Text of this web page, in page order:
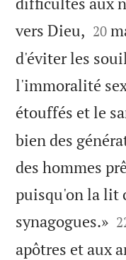
vers Dieu, 

20
d'éviter les
l'immoralité
étouffés et le
bien des
des hommes
puisqu'on la lit
synagogues.»
apôtres et aux